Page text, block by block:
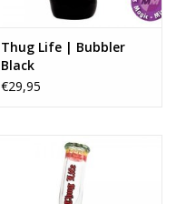
Thug Life | Bubbler
Black
€29,95